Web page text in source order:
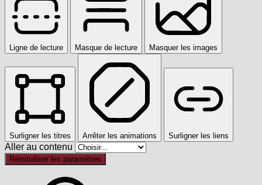
Ligne de lecture Masque de lecture Masquer les images
Surligner les titres Arrêter les animations Surligner les liens
Aller au contenu
Réinitialiser les paramètres